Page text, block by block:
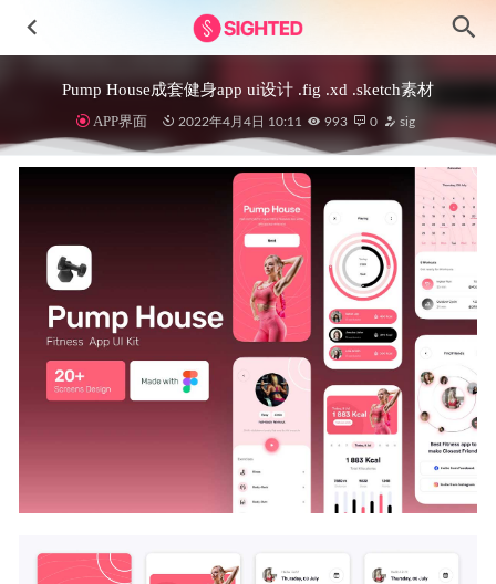
Pump House成套健身app ui设计 .fig .xd .sketch素材
APP界面 2022年4月4日 10:11 993 0 sig
VR AR 医疗医院健康场景插画 .ai素材
2021-12-22
Online-learning在线学习app ui界面设计模板 .fig .xd .sketch素
2023-03-15
医疗健康平台患者、医生后台ui设计 .fig素材
2021-12-26
1280+ 卡片式ui设计组件 .fig素材 2021-07-08
Facely V2元宇宙3D创意头像设计素材
2023-07-24